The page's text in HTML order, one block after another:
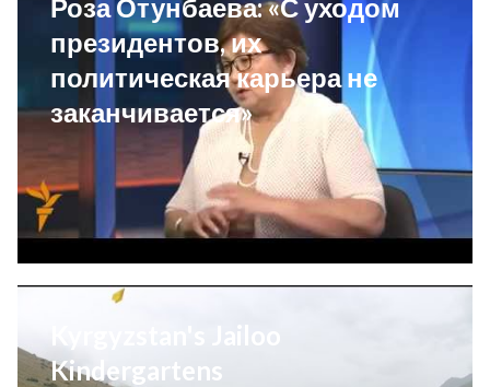
Роза Отунбаева: «С уходом
президентов, их
политическая карьера не
заканчивается»
Kindergartens